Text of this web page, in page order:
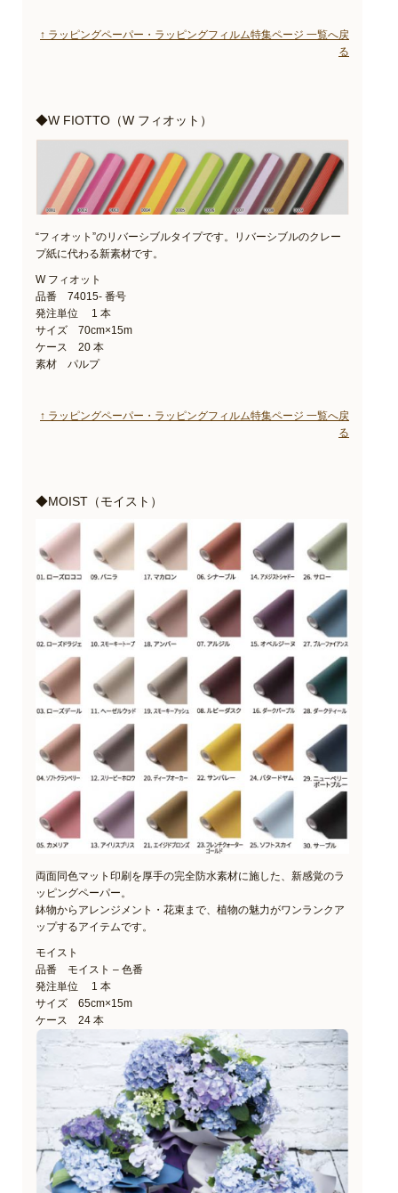
↑ ラッピングペーパー・ラッピングフィルム特集ページ 一覧へ戻
る
◆W FIOTTO（W フィオット）
“フィオット”のリバーシブルタイプです。リバーシブルのクレー
プ紙に代わる新素材です。
W フィオット
品番 74015- 番号
発注単位 1 本
サイズ 70cm×15m
ケース 20 本
素材 パルプ
↑ ラッピングペーパー・ラッピングフィルム特集ページ 一覧へ戻
る
◆MOIST（モイスト）
両面同色マット印刷を厚手の完全防水素材に施した、新感覚のラ
ッピングペーパー。
鉢物からアレンジメント・花束まで、植物の魅力がワンランクア
ップするアイテムです。
モイスト
品番 モイスト – 色番
発注単位 1 本
サイズ 65cm×15m
ケース 24 本